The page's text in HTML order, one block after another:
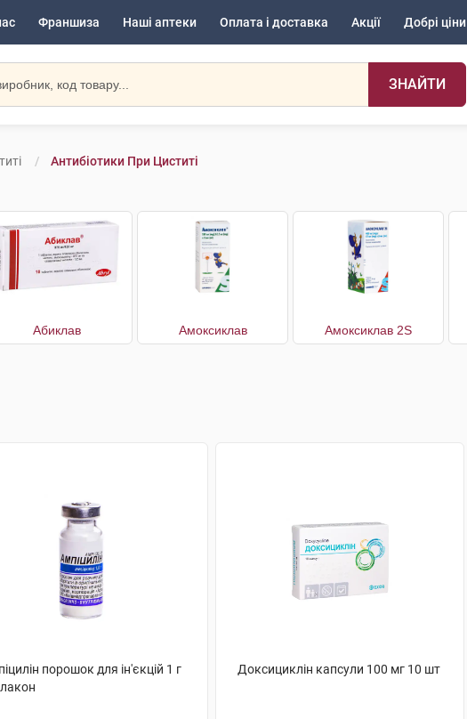
Франшиза Наші аптеки Оплата і доставка Акції Добрі ціни
ЗНАЙТИ
Антибіотики При Циститі
Абиклав Амоксиклав Амоксиклав 2S
порошок для ін'єкцій 1 г
Доксициклін капсули 100 мг 10 шт